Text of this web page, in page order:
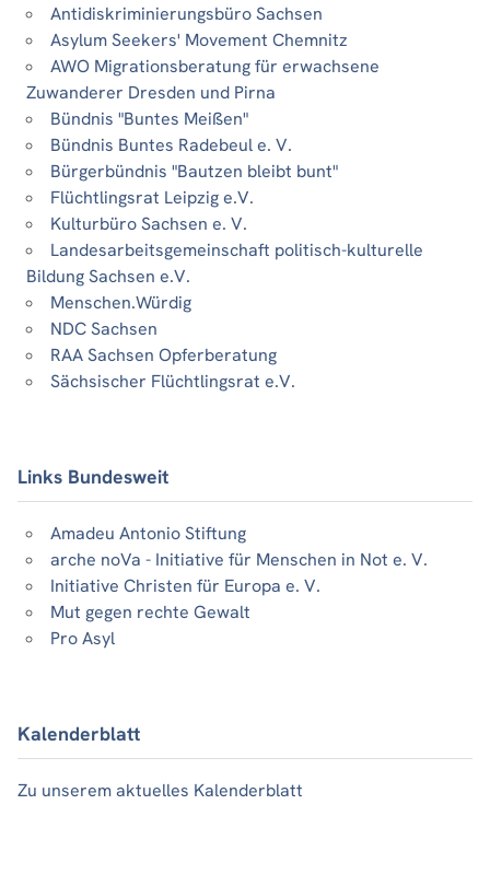
Antidiskriminierungsbüro Sachsen
Asylum Seekers' Movement Chemnitz
AWO Migrationsberatung für erwachsene
Zuwanderer Dresden und Pirna
Bündnis "Buntes Meißen"
Bündnis Buntes Radebeul e. V.
Bürgerbündnis "Bautzen bleibt bunt"
Flüchtlingsrat Leipzig e.V.
Kulturbüro Sachsen e. V.
Landesarbeitsgemeinschaft politisch-kulturelle
Bildung Sachsen e.V.
Menschen.Würdig
NDC Sachsen
RAA Sachsen Opferberatung
Sächsischer Flüchtlingsrat e.V.
Links Bundesweit
Amadeu Antonio Stiftung
arche noVa - Initiative für Menschen in Not e. V.
Initiative Christen für Europa e. V.
Mut gegen rechte Gewalt
Pro Asyl
Kalenderblatt
Zu unserem aktuelles Kalenderblatt